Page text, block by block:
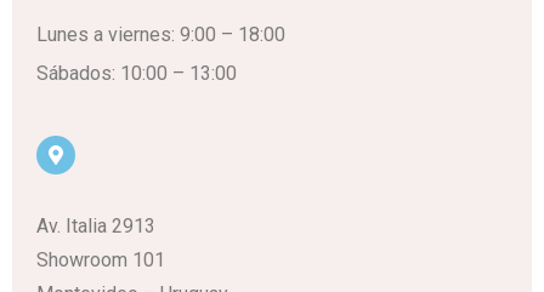
Lunes a viernes: 9:00 – 18:00
Sábados: 10:00 – 13:00
Av. Italia 2913
Showroom 101